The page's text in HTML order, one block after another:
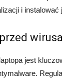
i instalować
jest